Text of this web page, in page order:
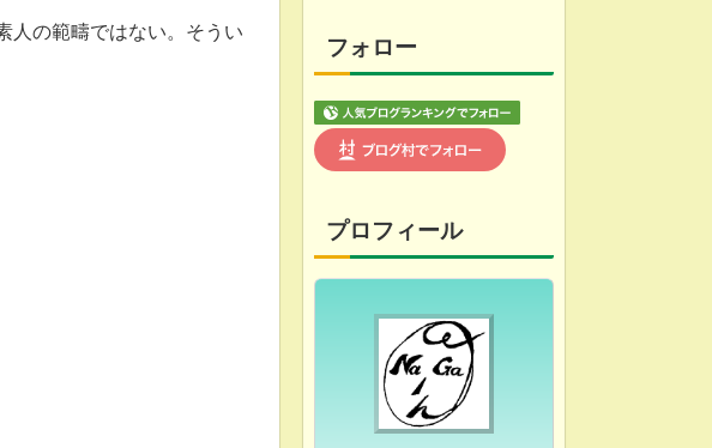
人の範疇ではない。そうい
フォロー
プロフィール